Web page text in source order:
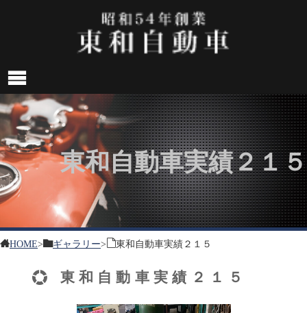
東和自動車実績２１５
HOME> ギャラリー> 東和自動車実績２１５
東和自動車実績２１５